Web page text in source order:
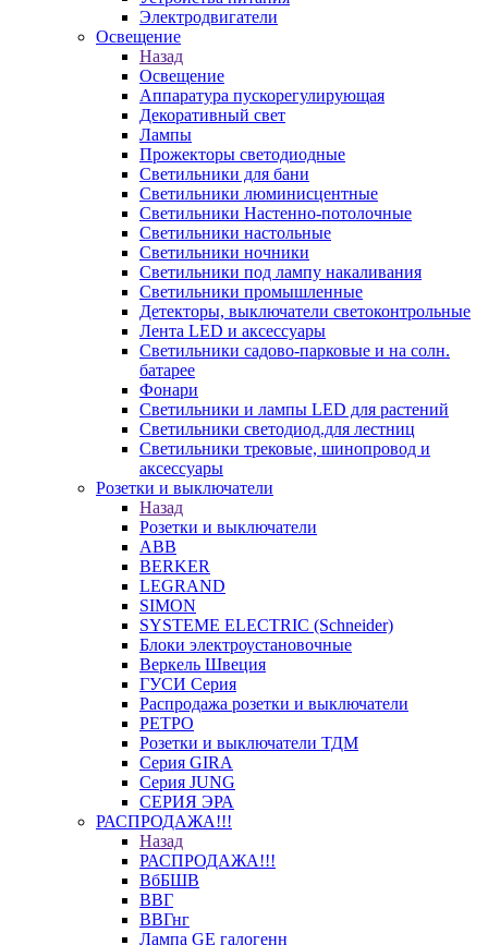
Электродвигатели
Освещение
Назад
Освещение
Аппаратура пускорегулирующая
Декоративный свет
Лампы
Прожекторы светодиодные
Светильники для бани
Светильники люминисцентные
Светильники Настенно-потолочные
Светильники настольные
Светильники ночники
Светильники под лампу накаливания
Светильники промышленные
Детекторы, выключатели светоконтрольные
Лента LED и аксессуары
Светильники садово-парковые и на солн.
батарее
Фонари
Светильники и лампы LED для растений
Светильники светодиод.для лестниц
Светильники трековые, шинопровод и
аксессуары
Розетки и выключатели
Назад
Розетки и выключатели
ABB
BERKER
LEGRAND
SIMON
SYSTEME ELECTRIC (Schneider)
Блоки электроустановочные
Веркель Швеция
ГУСИ Серия
Распродажа розетки и выключатели
РЕТРО
Розетки и выключатели ТДМ
Серия GIRA
Серия JUNG
СЕРИЯ ЭРА
РАСПРОДАЖА!!!
Назад
РАСПРОДАЖА!!!
ВбБШВ
ВВГ
ВВГнг
Лампа GE галогенн